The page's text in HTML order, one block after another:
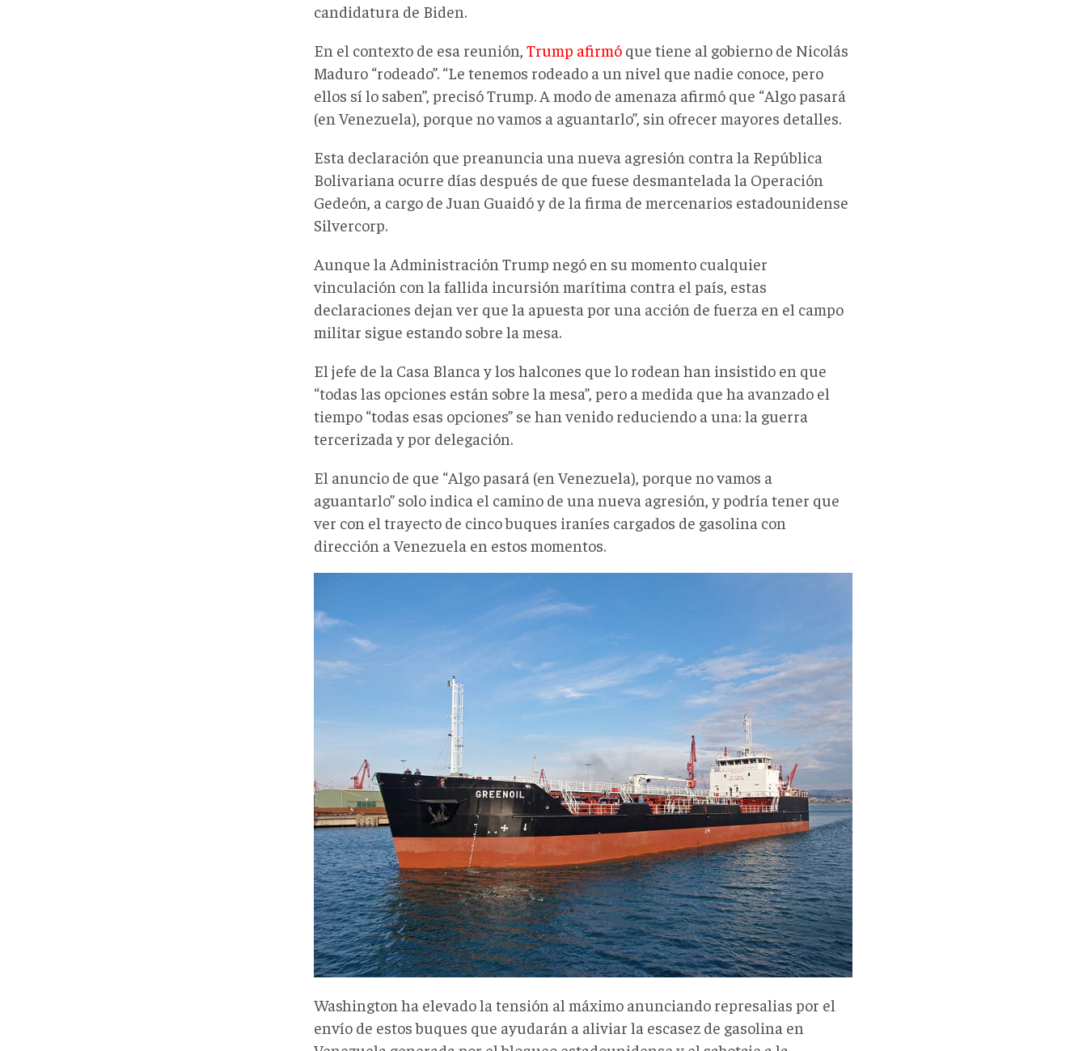
candidatura de Biden.
En el contexto de esa reunión, Trump afirmó que tiene al gobierno de Nicolás
Maduro “rodeado”. “Le tenemos rodeado a un nivel que nadie conoce, pero
ellos sí lo saben”, precisó Trump. A modo de amenaza afirmó que “Algo pasará
(en Venezuela), porque no vamos a aguantarlo”, sin ofrecer mayores detalles.
Esta declaración que preanuncia una nueva agresión contra la República
Bolivariana ocurre días después de que fuese desmantelada la Operación
Gedeón, a cargo de Juan Guaidó y de la firma de mercenarios estadounidense
Silvercorp.
Aunque la Administración Trump negó en su momento cualquier
vinculación con la fallida incursión marítima contra el país, estas
declaraciones dejan ver que la apuesta por una acción de fuerza en el campo
militar sigue estando sobre la mesa.
El jefe de la Casa Blanca y los halcones que lo rodean han insistido en que
“todas las opciones están sobre la mesa”, pero a medida que ha avanzado el
tiempo “todas esas opciones” se han venido reduciendo a una: la guerra
tercerizada y por delegación.
El anuncio de que “Algo pasará (en Venezuela), porque no vamos a
aguantarlo” solo indica el camino de una nueva agresión, y podría tener que
ver con el trayecto de cinco buques iraníes cargados de gasolina con
dirección a Venezuela en estos momentos.
Washington ha elevado la tensión al máximo anunciando represalias por el
envío de estos buques que ayudarán a aliviar la escasez de gasolina en